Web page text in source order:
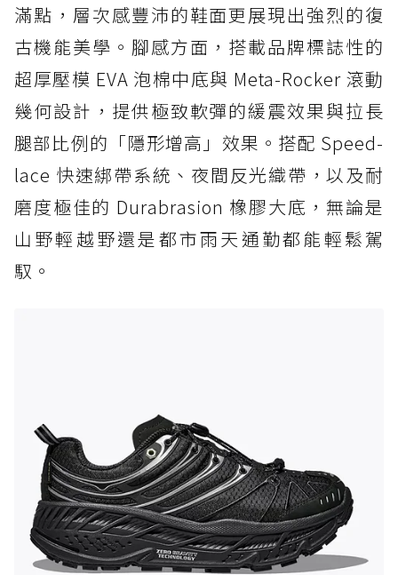
滿點，層次感豐沛的鞋面更展現出強烈的復
古機能美學。腳感方面，搭載品牌標誌性的
超厚壓模 EVA 泡棉中底與 Meta-Rocker 滾動
幾何設計，提供極致軟彈的緩震效果與拉長
腿部比例的「隱形增高」效果。搭配 Speed-
lace 快速綁帶系統、夜間反光織帶，以及耐
磨度極佳的 Durabrasion 橡膠大底，無論是
山野輕越野還是都市雨天通勤都能輕鬆駕
馭。